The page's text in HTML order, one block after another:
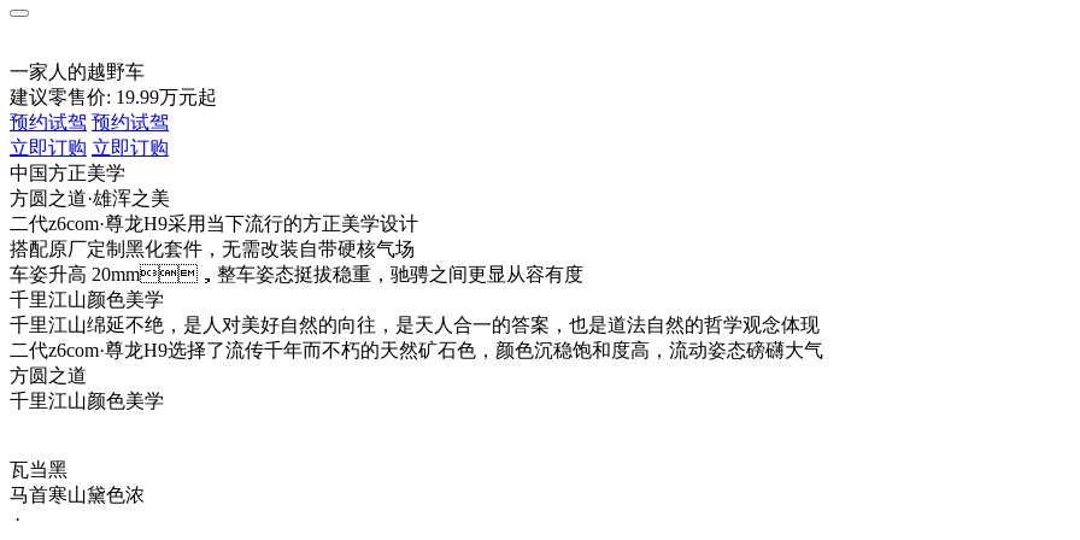
一家人的越野车
建议零售价: 19.99万元起
预约试驾 预约试驾
立即订购 立即订购
中国方正美学
方圆之道·雄浑之美
二代z6com·尊龙H9采用当下流行的方正美学设计
搭配原厂定制黑化套件，无需改装自带硬核气场
车姿升高 20mm，整车姿态挺拔稳重，驰骋之间更显从容有度
千里江山颜色美学
千里江山绵延不绝，是人对美好自然的向往，是天人合一的答案，也是道法自然的哲学观念体现
二代z6com·尊龙H9选择了流传千年而不朽的天然矿石色，颜色沉稳饱和度高，流动姿态磅礴大气
方圆之道
千里江山颜色美学
瓦当黑
马首寒山黛色浓
·